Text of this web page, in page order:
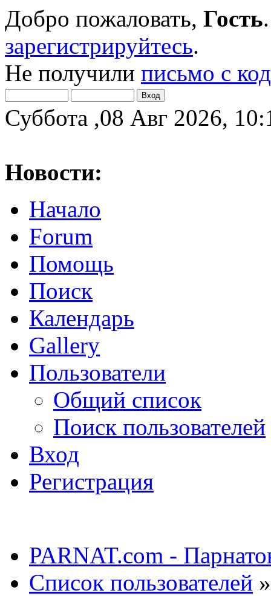
Добро пожаловать, Гость
зарегистрируйтесь.
Не получили письмо с
Суббота ,08 Авг 2026,
Новости:
Начало
Forum
Помощь
Поиск
Календарь
Gallery
Пользователи
Общий список
Поиск пользователей
Вход
Регистрация
PARNAT.com -
Список пользователей »